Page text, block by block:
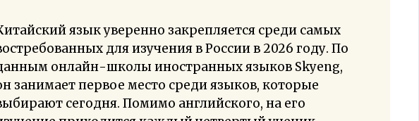
язык уверенно закрепляется среди самых
для изучения в России в 2026 году. По
онлайн-школы иностранных языков Skyeng,
занимает первое место среди языков, которые
сегодня. Помимо английского, на его